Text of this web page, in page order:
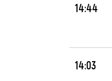
14:44
14:03